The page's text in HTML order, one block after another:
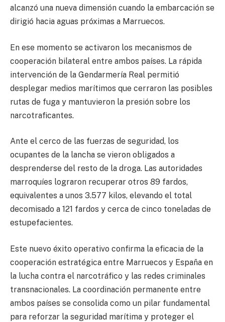
alcanzó una nueva dimensión cuando la embarcación se
dirigió hacia aguas próximas a Marruecos.
En ese momento se activaron los mecanismos de
cooperación bilateral entre ambos países. La rápida
intervención de la Gendarmería Real permitió
desplegar medios marítimos que cerraron las posibles
rutas de fuga y mantuvieron la presión sobre los
narcotraficantes.
Ante el cerco de las fuerzas de seguridad, los
ocupantes de la lancha se vieron obligados a
desprenderse del resto de la droga. Las autoridades
marroquíes lograron recuperar otros 89 fardos,
equivalentes a unos 3.577 kilos, elevando el total
decomisado a 121 fardos y cerca de cinco toneladas de
estupefacientes.
Este nuevo éxito operativo confirma la eficacia de la
cooperación estratégica entre Marruecos y España en
la lucha contra el narcotráfico y las redes criminales
transnacionales. La coordinación permanente entre
ambos países se consolida como un pilar fundamental
para reforzar la seguridad marítima y proteger el